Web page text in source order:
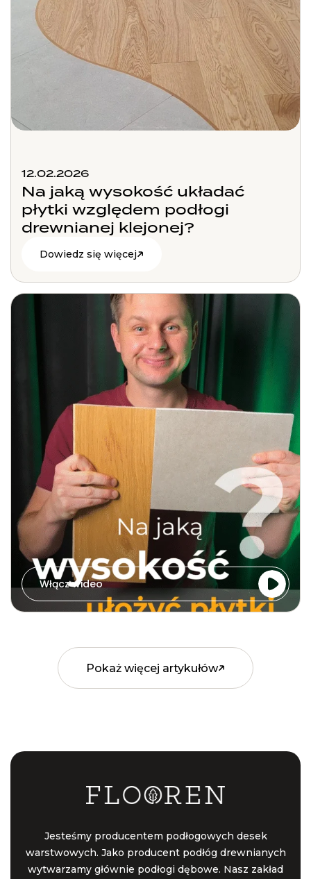
12.02.2026
Na jaką wysokość układać
płytki względem podłogi
drewnianej klejonej?
Dowiedz się więcej
Włącz wideo
Pokaż więcej artykułów
Jesteśmy producentem podłogowych desek
warstwowych. Jako producent podłóg drewnianych
wytwarzamy głównie podłogi dębowe. Nasz zakład